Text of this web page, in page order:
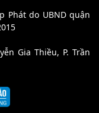
Phát do UBND quận
Gia Thiều, P. Trần